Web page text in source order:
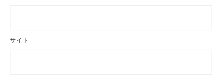
サイト